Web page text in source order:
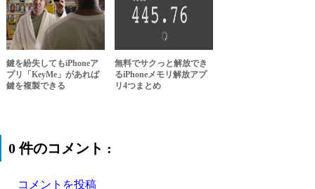
鍵を紛失してもiPhoneア
プリ「KeyMe」があれば
鍵を複製できる
無料でサクっと解放でき
るiPhoneメモリ解放アプ
リ4つまとめ
0 件のコメント :
コメントを投稿